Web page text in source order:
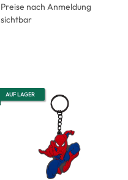
Preise nach Anmeldung
sichtbar
AUF LAGER